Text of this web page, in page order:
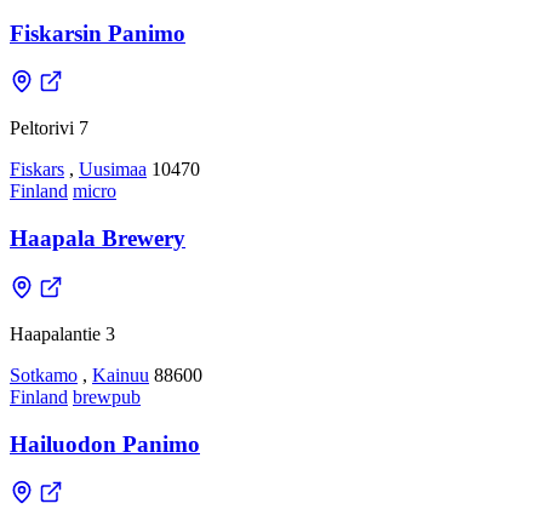
Fiskarsin Panimo
Peltorivi 7
Fiskars , Uusimaa 10470
Finland micro
Haapala Brewery
Haapalantie 3
Sotkamo , Kainuu 88600
Finland brewpub
Hailuodon Panimo